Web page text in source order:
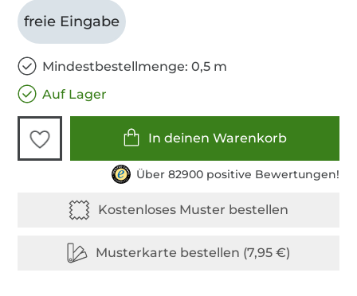
freie Eingabe
Mindestbestellmenge: 0,5 m
Auf Lager
In deinen Warenkorb
Über 82900 positive Bewertungen!